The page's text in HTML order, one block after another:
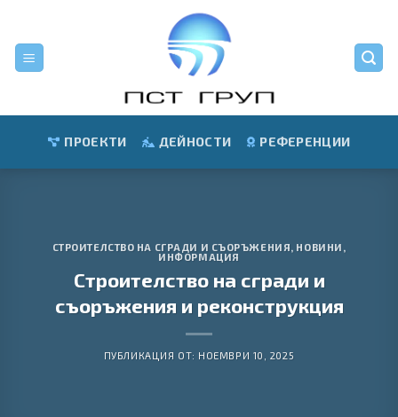
content
ПРОЕКТИ ДЕЙНОСТИ РЕФЕРЕНЦИИ
СТРОИТЕЛСТВО НА СГРАДИ И СЪОРЪЖЕНИЯ, НОВИНИ ,
ИНФОРМАЦИЯ
Строителство на сгради и
съоръжения и реконструкция
ПУБЛИКАЦИЯ ОТ: НОЕМВРИ 10, 2025